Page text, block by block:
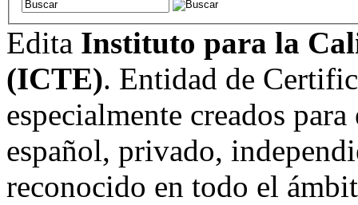
Edita Instituto para la
(ICTE). Entidad de
especialmente creados
español, privado,
reconocido en todo el